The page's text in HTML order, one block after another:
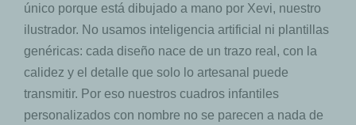
único porque está dibujado a mano por Xevi, nuestro
ilustrador. No usamos inteligencia artificial ni plantillas
genéricas: cada diseño nace de un trazo real, con la
calidez y el detalle que solo lo artesanal puede
transmitir. Por eso nuestros cuadros infantiles
personalizados con nombre no se parecen a nada de